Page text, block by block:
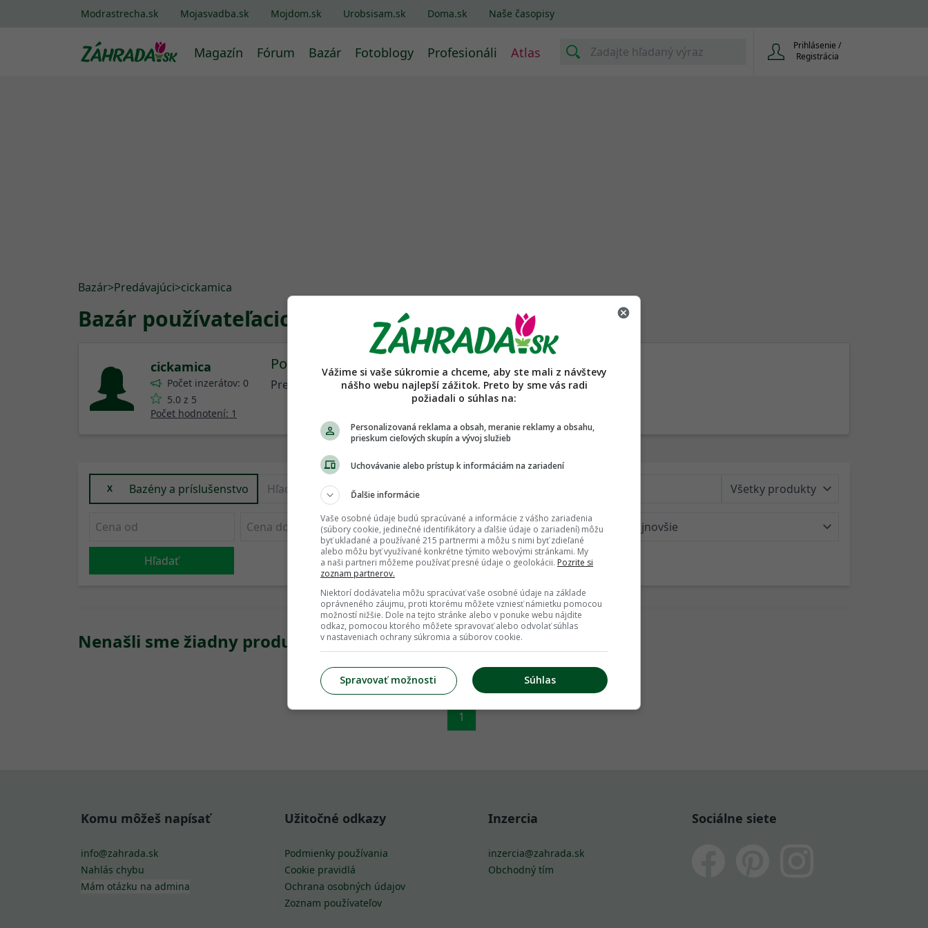
Modrastrecha.sk Mojasvadba.sk Mojdom.sk Urobsisam.sk Doma.sk Naše časopisy
Magazín Fórum Bazár Fotoblogy Profesionáli Atlas
Prihlásenie /
Registrácia
Bazár>Predávajúci>cickamica
Bazár používateľacickamica
cickamica
Počet inzerátov: 0
5.0 z 5
Počet hodnotení: 1
Podmienky predaja používateľa
Predávajúci nemá vyplnený popis a pravidlá.
X Bazény a príslušenstvo
Hľadať
Nenašli sme žiadny produkt
1
Komu môžeš napísať
info@zahrada.sk
Nahlás chybu
Mám otázku na admina
Užitočné odkazy
Podmienky používania
Cookie pravidlá
Ochrana osobných údajov
Zoznam používateľov
Inzercia
inzercia@zahrada.sk
Obchodný tím
Sociálne siete
Vážime si vaše súkromie a chceme, aby ste mali z návštevy
nášho webu najlepší zážitok. Preto by sme vás radi
požiadali o súhlas na:
Personalizovaná reklama a obsah, meranie reklamy a obsahu,
prieskum cieľových skupín a vývoj služieb
Uchovávanie alebo prístup k informáciám na zariadení
Ďalšie informácie
Vaše osobné údaje budú spracúvané a informácie z vášho zariadenia
(súbory cookie, jedinečné identifikátory a ďalšie údaje o zariadení) môžu
byť ukladané a používané 215 partnermi a môžu s nimi byť zdieľané
alebo môžu byť využívané konkrétne týmito webovými stránkami. My
a naši partneri môžeme používať presné údaje o geolokácii. Pozrite si
zoznam partnerov.
Niektorí dodávatelia môžu spracúvať vaše osobné údaje na základe
oprávneného záujmu, proti ktorému môžete vzniesť námietku pomocou
možností nižšie. Dole na tejto stránke alebo v ponuke webu nájdite
odkaz, pomocou ktorého môžete spravovať alebo odvolať súhlas
v nastaveniach ochrany súkromia a súborov cookie.
Súhlas
Spravovať možnosti